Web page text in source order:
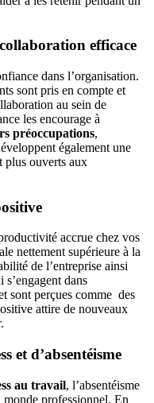
efficace
dans l’organisation.
sont pris en compte et
au sein de
les encourage à
préoccupations,
également une
plus ouverts aux
accrue chez vos
nettement supérieure à la
de l’entreprise ainsi
dans
sont perçues comme des
attire de nouveaux
et d’absentéisme
au travail, l’absentéisme
professionnel. En